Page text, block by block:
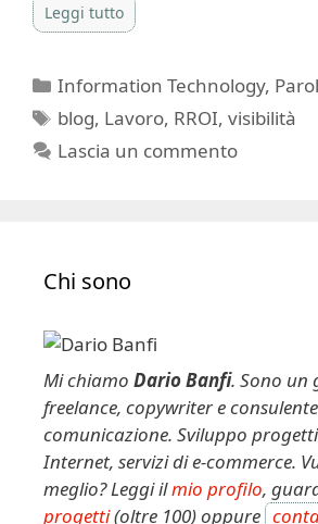
Leggi tutto
Categorie
Information Technology,
Tag
blog, Lavoro, RROI,visibilità
Lascia un commento
Chi sono
Mi chiamo Dario Banfi. Sono un
freelance, copywriter e
comunicazione. Sviluppo
Internet, servizi di e-commerce.
meglio? Leggi ilmio profilo,
progetti(oltre 100) oppure